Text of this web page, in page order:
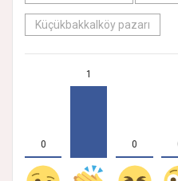
Küçükbakkalköy pazarı
0
1
0